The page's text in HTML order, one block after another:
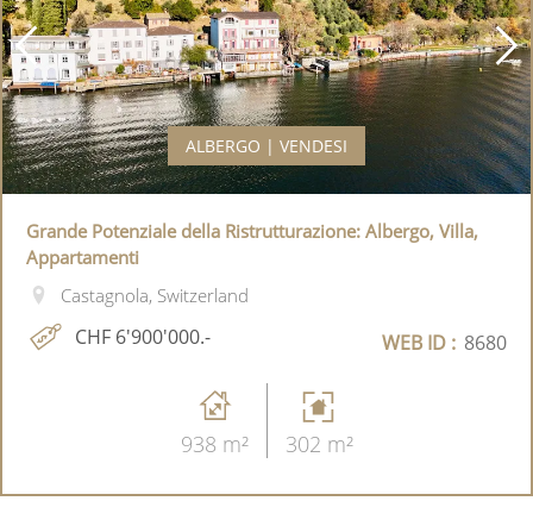
ALBERGO | VENDESI
Grande Potenziale della Ristrutturazione: Albergo, Villa,
Appartamenti
Castagnola, Switzerland
CHF 6'900'000.- WEB ID : 8680
938 m² 302 m²